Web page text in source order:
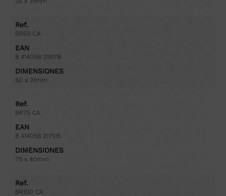
Ref.
BR50 CA
EAN
8 414058 315016
DIMENSIONES
50 x 31mm
Ref.
BR75 CA
EAN
8 414058 317515
DIMENSIONES
75 x 40mm
Ref.
BR100 CA